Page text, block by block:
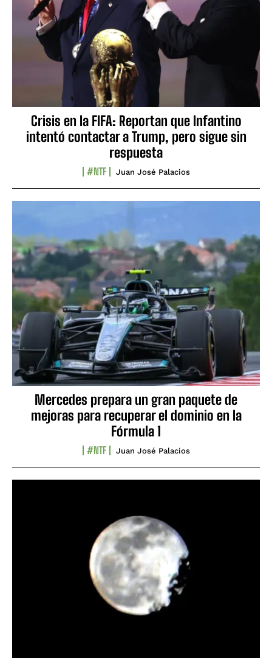
Crisis en la FIFA: Reportan que Infantino
intentó contactar a Trump, pero sigue sin
respuesta
#NTF Juan José Palacios
Mercedes prepara un gran paquete de
mejoras para recuperar el dominio en la
Fórmula 1
#NTF Juan José Palacios